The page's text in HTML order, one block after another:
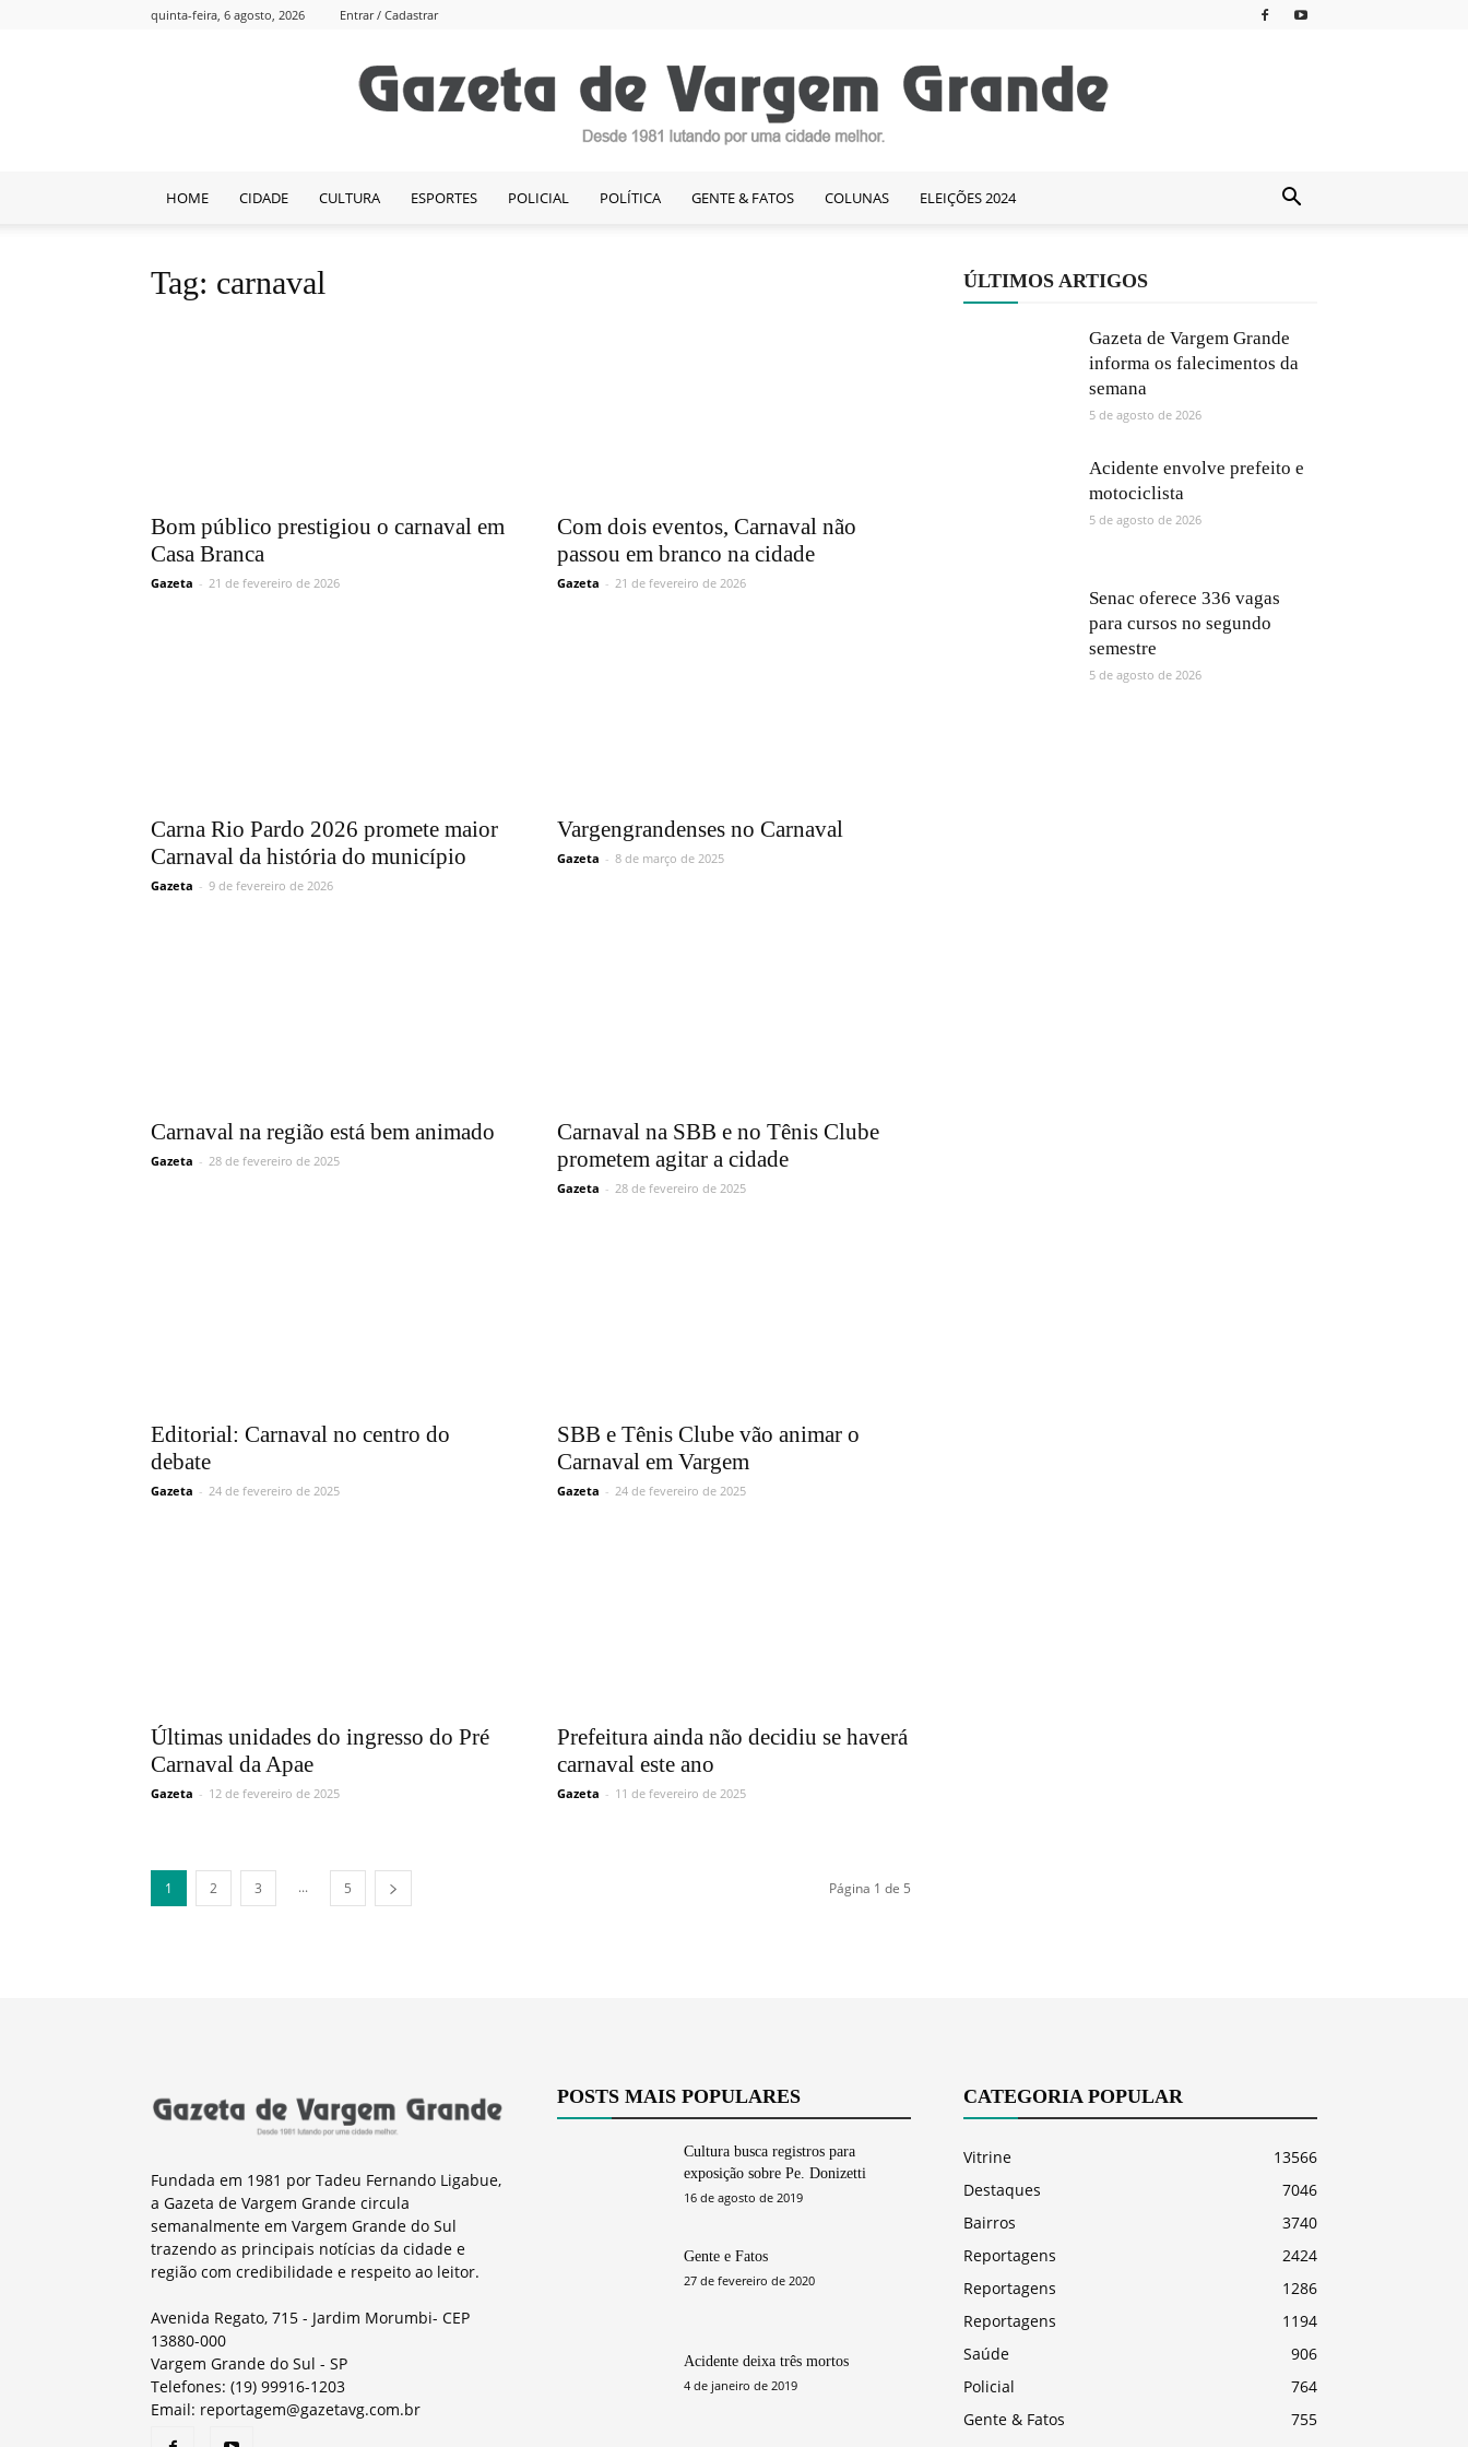
quinta-feira, 6 agosto, 2026 Entrar / Cadastrar
HOME CIDADE CULTURA ESPORTES POLICIAL POLÍTICA GENTE & FATOS COLUNAS ELEIÇÕES 2024
Tag: carnaval
Bom público prestigiou o carnaval em
Casa Branca
Gazeta - 21 de fevereiro de 2026
Com dois eventos, Carnaval não
passou em branco na cidade
Gazeta - 21 de fevereiro de 2026
Carna Rio Pardo 2026 promete maior
Carnaval da história do município
Gazeta - 9 de fevereiro de 2026
Vargengrandenses no Carnaval
Gazeta - 8 de março de 2025
Carnaval na região está bem animado
Gazeta - 28 de fevereiro de 2025
Carnaval na SBB e no Tênis Clube
prometem agitar a cidade
Gazeta - 28 de fevereiro de 2025
Editorial: Carnaval no centro do
debate
Gazeta - 24 de fevereiro de 2025
SBB e Tênis Clube vão animar o
Carnaval em Vargem
Gazeta - 24 de fevereiro de 2025
Últimas unidades do ingresso do Pré
Carnaval da Apae
Gazeta - 12 de fevereiro de 2025
Prefeitura ainda não decidiu se haverá
carnaval este ano
Gazeta - 11 de fevereiro de 2025
1 2 3 ... 5 Página 1 de 5
ÚLTIMOS ARTIGOS
Gazeta de Vargem Grande
informa os falecimentos da
semana
5 de agosto de 2026
Acidente envolve prefeito e
motociclista
5 de agosto de 2026
Senac oferece 336 vagas
para cursos no segundo
semestre
5 de agosto de 2026
Fundada em 1981 por Tadeu Fernando Ligabue,
a Gazeta de Vargem Grande circula
semanalmente em Vargem Grande do Sul
trazendo as principais notícias da cidade e
região com credibilidade e respeito ao leitor.
Avenida Regato, 715 - Jardim Morumbi- CEP
13880-000
Vargem Grande do Sul - SP
Telefones: (19) 99916-1203
Email: reportagem@gazetavg.com.br
POSTS MAIS POPULARES
Cultura busca registros para
exposição sobre Pe. Donizetti
16 de agosto de 2019
Gente e Fatos
27 de fevereiro de 2020
Acidente deixa três mortos
4 de janeiro de 2019
CATEGORIA POPULAR
Vitrine
13566
Destaques
7046
Bairros
3740
Reportagens
2424
Reportagens
1286
Reportagens
1194
Saúde
906
Policial
764
Gente & Fatos
755